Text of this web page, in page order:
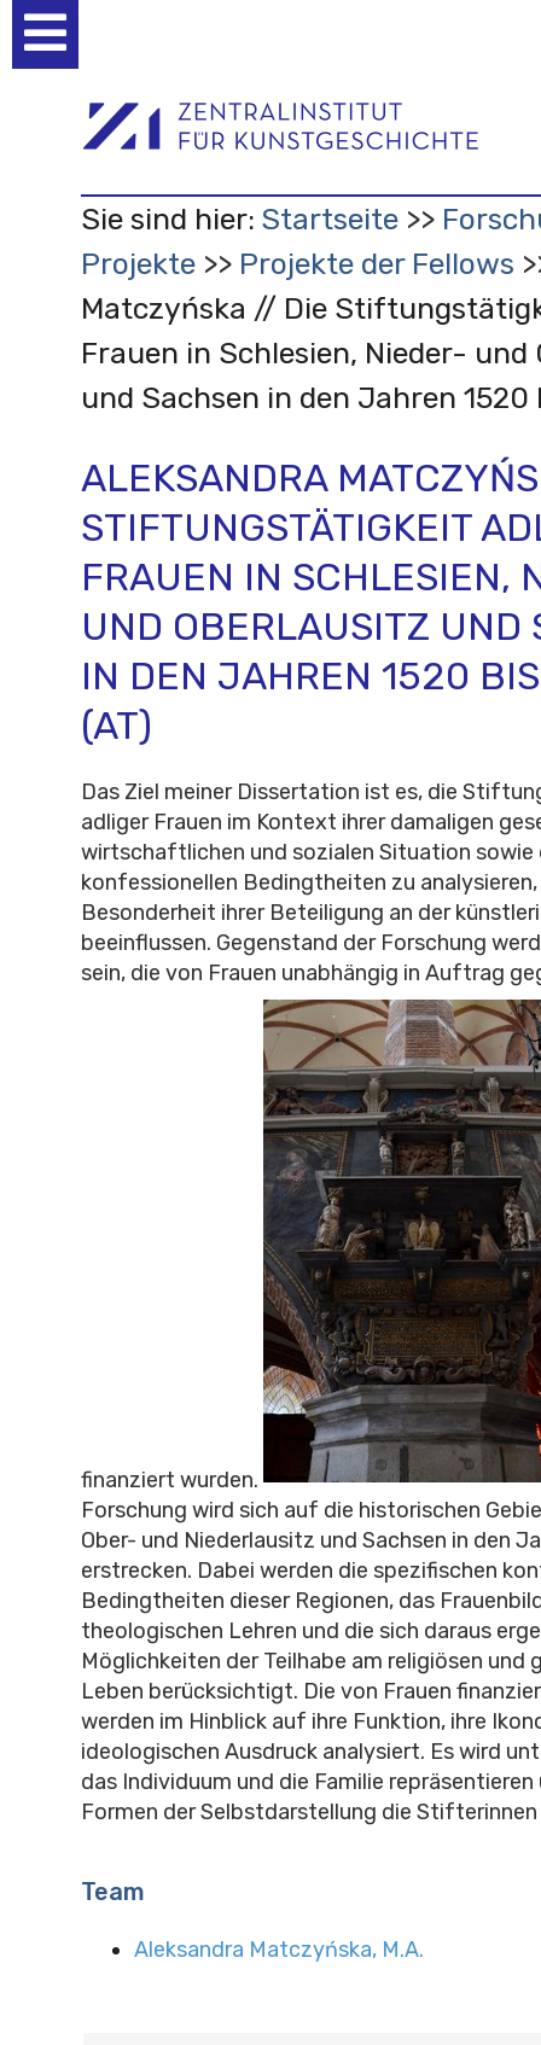
Werkzeuge
Sie sind hier: Startseite
Projekte
Projekte der Fellows
Matczyńska // Die
Frauen in Schlesien, Nieder- und
und Sachsen in den Jahren 1520
ALEKSANDRA
STIFTUNGSTÄTIGKEIT
FRAUEN IN SCHLESIEN,
UND OBERLAUSITZ UND
IN DEN JAHREN 1520
(AT)
Das Ziel meiner Dissertation ist es, die
adliger Frauen im Kontext ihrer damaligen
wirtschaftlichen und sozialen Situation sowie
konfessionellen Bedingtheiten zu
Besonderheit ihrer Beteiligung an der
beeinflussen. Gegenstand der Forschung
sein, die von Frauen unabhängig in Auftrag
finanziert wurden.
Forschung wird sich auf die historischen
Ober- und Niederlausitz und Sachsen in den
erstrecken. Dabei werden die spezifischen
Bedingtheiten dieser Regionen, das
theologischen Lehren und die sich daraus
Möglichkeiten der Teilhabe am religiösen und
Leben berücksichtigt. Die von Frauen
werden im Hinblick auf ihre Funktion, ihre
ideologischen Ausdruck analysiert. Es wird
das Individuum und die Familie repräsentieren
Formen der Selbstdarstellung die Stifterinnen
Team
Aleksandra Matczyńska, M.A.